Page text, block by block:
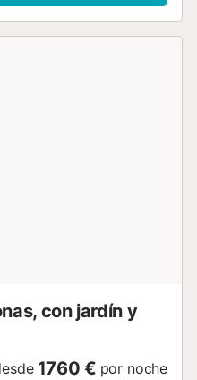
con nevera, horno,
con jardín y
1760 € por noche